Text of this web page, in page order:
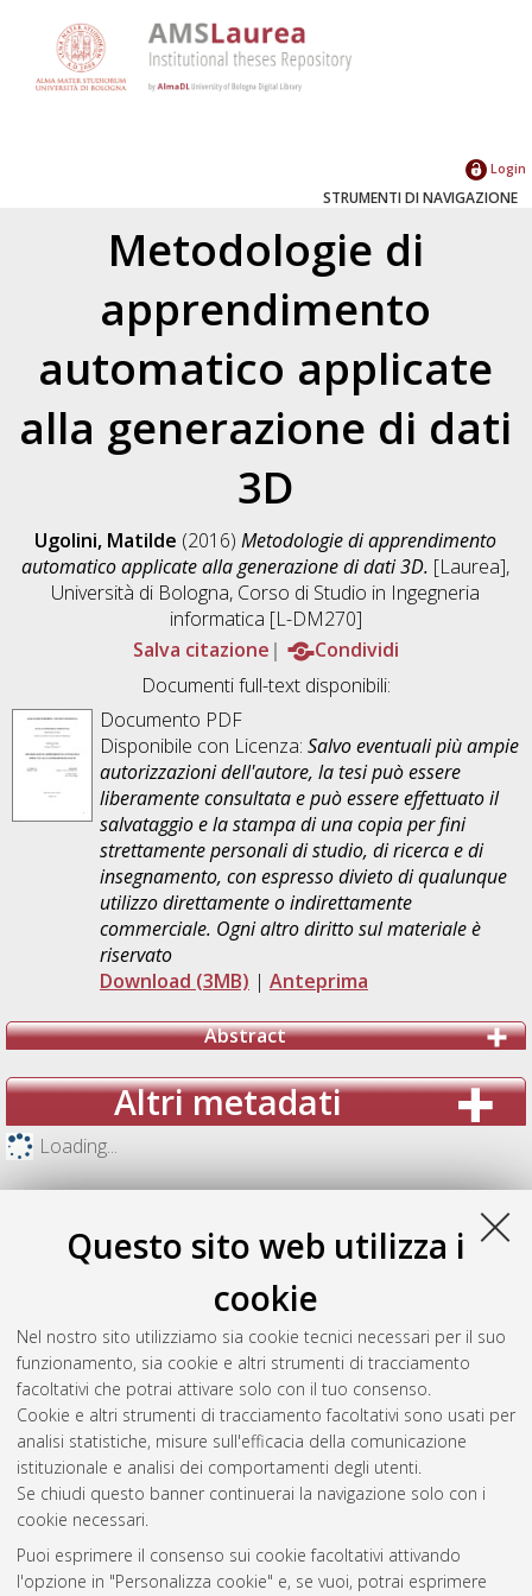
Questo sito web utilizza i
cookie
Nel nostro sito utilizziamo sia cookie tecnici necessari per il suo
funzionamento, sia cookie e altri strumenti di tracciamento
facoltativi che potrai attivare solo con il tuo consenso.
Cookie e altri strumenti di tracciamento facoltativi sono usati per
analisi statistiche, misure sull'efficacia della comunicazione
istituzionale e analisi dei comportamenti degli utenti.
Se chiudi questo banner continuerai la navigazione solo con i
cookie necessari.
Puoi esprimere il consenso sui cookie facoltativi attivando
l'opzione in "Personalizza cookie" e, se vuoi, potrai esprimere
Login
STRUMENTI DI NAVIGAZIONE
Metodologie di
apprendimento
automatico applicate
alla generazione di dati
3D
Ugolini, Matilde (2016)Metodologie di apprendimento
automatico applicate alla generazione di dati 3D. [Laurea],
Università di Bologna, Corso di Studio in Ingegneria
informatica [L-DM270]
Salva citazione
Condividi
Documenti full-text disponibili:
Documento PDF
Disponibile con Licenza: Salvo eventuali più ampie
autorizzazioni dell'autore, la tesi può essere
liberamente consultata e può essere effettuato il
salvataggio e la stampa di una copia per fini
strettamente personali di studio, di ricerca e di
insegnamento, con espresso divieto di qualunque
utilizzo direttamente o indirettamente
commerciale. Ogni altro diritto sul materiale è
riservato
Download (3MB) | Anteprima
Abstract
Altri metadati
Loading...
Gestione del documento:
Atom